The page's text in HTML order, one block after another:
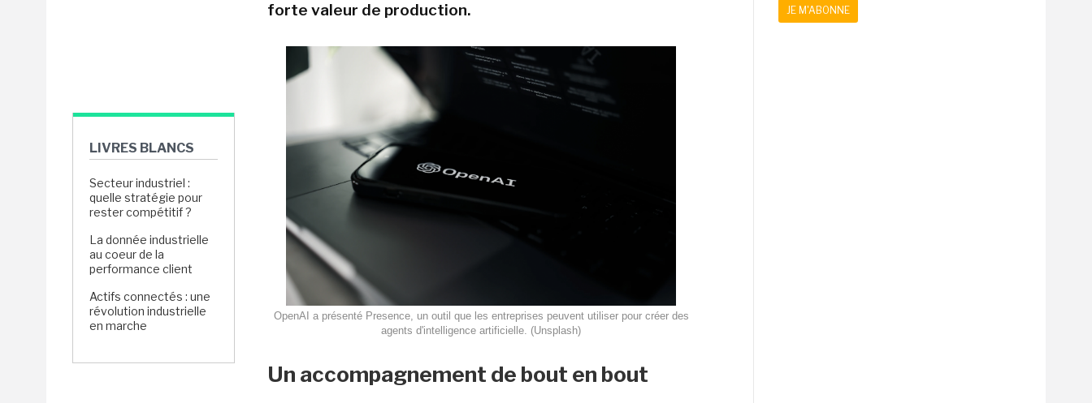
LIVRES BLANCS
Secteur industriel :
quelle stratégie pour
rester compétitif ?
La donnée industrielle
au coeur de la
performance client
Actifs connectés : une
révolution industrielle
en marche
forte valeur de production.
OpenAI a présenté Presence, un outil que les entreprises peuvent utiliser pour créer des
agents d'intelligence artificielle. (Unsplash)
Un accompagnement de bout en bout
JE M'ABONNE